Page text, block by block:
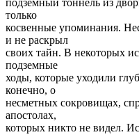
подземный тоннель из
только
косвенные упоминания.
и не раскрыл
своих тайн. В некоторых
подземные
ходы, которые уходили
конечно, о
несметных сокровищах,
апостолах,
которых никто не видел.